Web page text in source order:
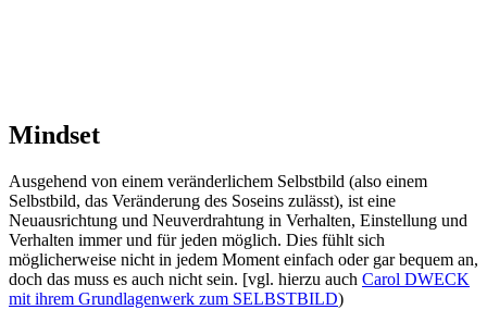
Mindset
Ausgehend von einem veränderlichem Selbstbild (also einem
Selbstbild, das Veränderung des Soseins zulässt), ist eine
Neuausrichtung und Neuverdrahtung in Verhalten, Einstellung und
Verhalten immer und für jeden möglich. Dies fühlt sich
möglicherweise nicht in jedem Moment einfach oder gar bequem an,
doch das muss es auch nicht sein. [vgl. hierzu auch Carol DWECK
mit ihrem Grundlagenwerk zum SELBSTBILD)